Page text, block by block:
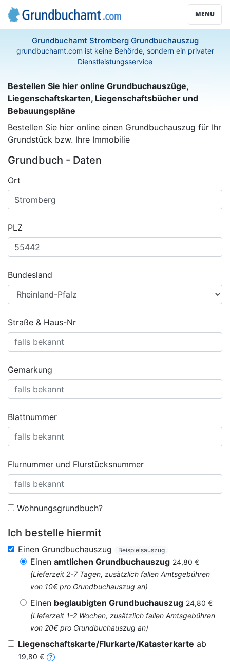
MENU
Grundbuchamt Stromberg Grundbuchauszug
grundbuchamt.com ist keine Behörde, sondern ein privater
Dienstleistungsservice
Bestellen Sie hier online Grundbuchauszüge,
Liegenschaftskarten, Liegenschaftsbücher und
Bebauungspläne
Bestellen Sie hier online einen Grundbuchauszug für Ihr
Grundstück bzw. Ihre Immobilie
Grundbuch - Daten
Ort
PLZ
Bundesland
Straße & Haus-Nr
Gemarkung
Blattnummer
Flurnummer und Flurstücksnummer
Wohnungsgrundbuch?
Ich bestelle hiermit
Einen Grundbuchauszug Beispielsauszug
Einen amtlichen Grundbuchauszug 24,80 €
(Lieferzeit 2-7 Tagen, zusätzlich fallen Amtsgebühren
von 10€ pro Grundbuchauszug an)
Einen beglaubigten Grundbuchauszug 24,80 €
(Lieferzeit 1-2 Wochen, zusätzlich fallen Amtsgebühren
von 20€ pro Grundbuchauszug an)
Liegenschaftskarte/Flurkarte/Katasterkarte ab
19,80 €